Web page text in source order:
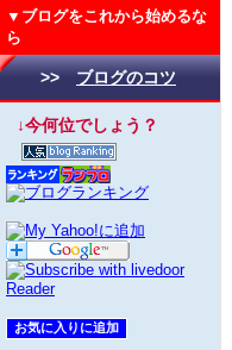
▼ブログをこれから始めるな
ら
>> ブログのコツ
↓今何位でしょう？